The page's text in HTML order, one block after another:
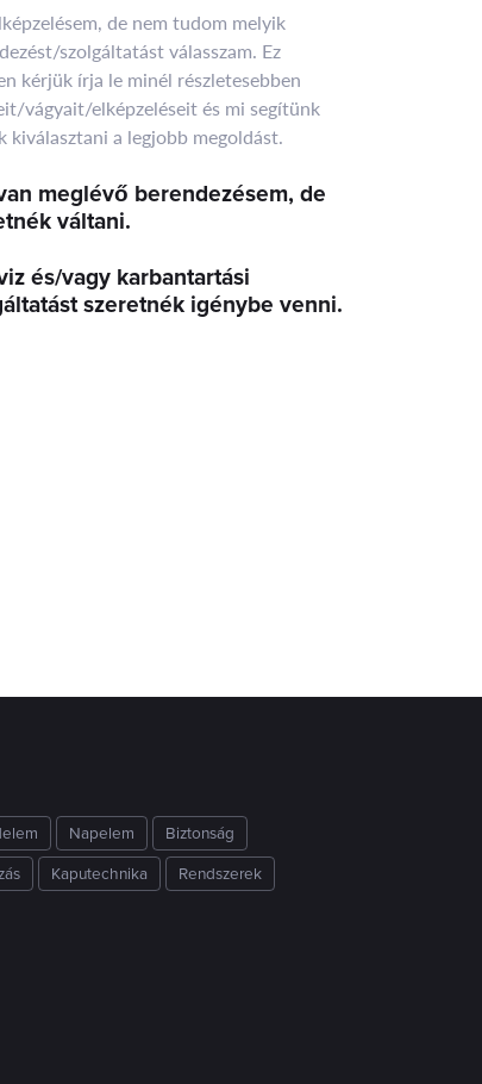
de nem tudom melyik
szolgáltatást válasszam. Ez
kérjük írja le minél részletesebben
vágyait/elképzeléseit és mi segítünk
kiválasztani a legjobb megoldást.
meglévő berendezésem, de
váltani.
és/vagy karbantartási
szeretnék igénybe venni.
Napelem
Biztonság
Kaputechnika Rendszerek